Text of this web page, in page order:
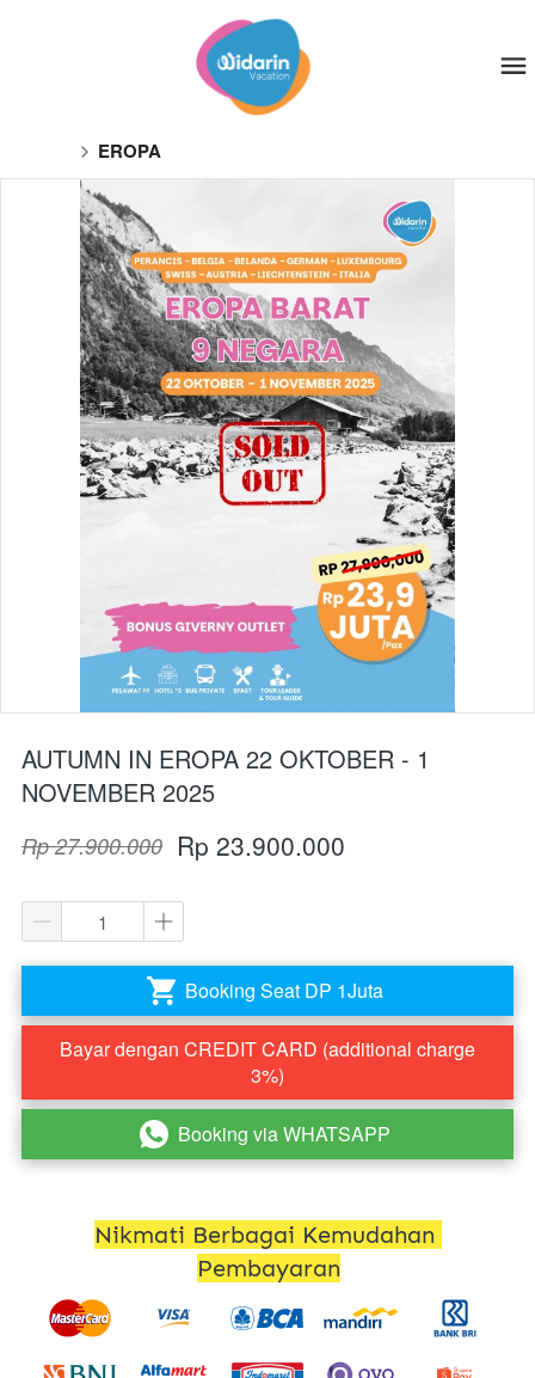
EROPA
AUTUMN IN EROPA 22 OKTOBER - 1
NOVEMBER 2025
Rp 27.900.000 Rp 23.900.000
` Booking Seat DP 1Juta
Bayar dengan CREDIT CARD (additional charge
3%)
` Booking via WHATSAPP
Nikmati Berbagai Kemudahan
Pembayaran